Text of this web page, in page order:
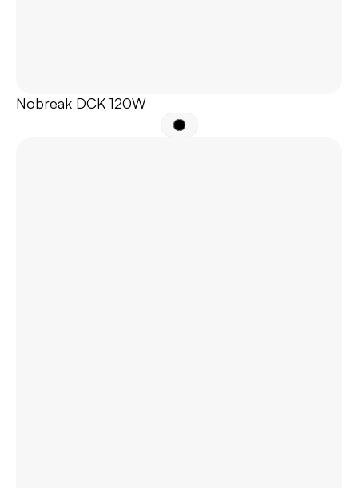
Nobreak DCK 120W